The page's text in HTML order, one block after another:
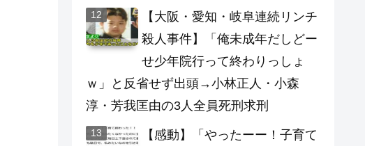
【大阪・愛知・岐阜連続リンチ
殺人事件】「俺未成年だしどー
せ少年院行って終わりっしょ
ｗ」と反省せず出頭→小林正人・小森
淳・芳我匡由の3人全員死刑求刑
【感動】「やったーー！子育て